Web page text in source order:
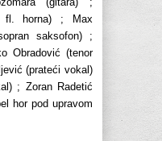
fl. horna) ; Max
saksofon) ;
Obradović (tenor
(prateći vokal)
; Zoran Radetić
hor pod upravom